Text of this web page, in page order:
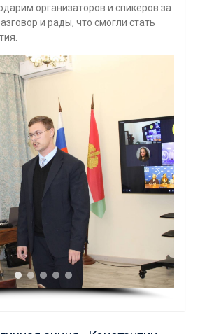
организаторов и спикеров за
и рады, что смогли стать